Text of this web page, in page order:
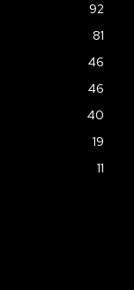
92
81
46
46
40
19
11